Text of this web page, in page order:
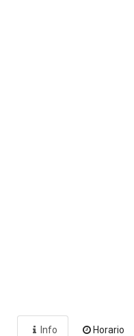
Info Horario